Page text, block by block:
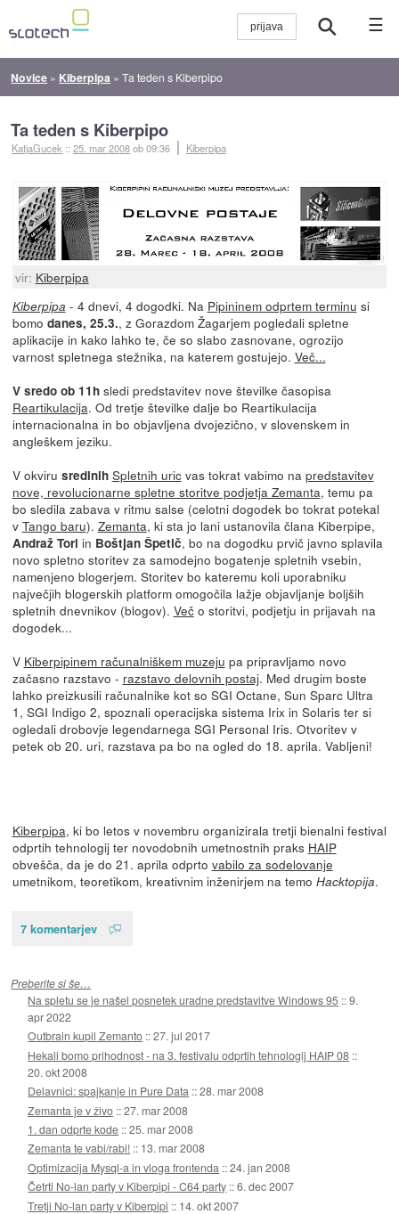
☰
Novice » Kiberpipa »Ta teden s Kiberpipo
Ta teden s Kiberpipo
KatjaGucek ::25. mar 2008ob 09:36 Kiberpipa
vir: Kiberpipa
Kiberpipa - 4 dnevi, 4 dogodki. Na Pipininem odprtem terminu si
bomo danes, 25.3., z Gorazdom Žagarjem pogledali spletne
aplikacije in kako lahko te, če so slabo zasnovane, ogrozijo
varnost spletnega stežnika, na katerem gostujejo. Več...
V sredo ob 11hsledi predstavitev nove številke časopisa
Reartikulacija. Od tretje številke dalje bo Reartikulacija
internacionalna in bo objavljena dvojezično, v slovenskem in
angleškem jeziku.
V okviru sredinih Spletnih uricvas tokrat vabimo na predstavitev
nove, revolucionarne spletne storitve podjetja Zemanta, temu pa
bo sledila zabava v ritmu salse (celotni dogodek bo tokrat potekal
v Tango baru). Zemanta, ki sta jo lani ustanovila člana Kiberpipe,
Andraž Tori in Boštjan Špetič, bo na dogodku prvič javno splavila
novo spletno storitev za samodejno bogatenje spletnih vsebin,
namenjeno blogerjem. Storitev bo kateremu koli uporabniku
največjih blogerskih platform omogočila lažje objavljanje boljših
spletnih dnevnikov (blogov). Večo storitvi, podjetju in prijavah na
dogodek...
V Kiberpipinem računalniškem muzeju pa pripravljamo novo
začasno razstavo - razstavo delovnih postaj. Med drugim boste
lahko preizkusili računalnike kot so SGI Octane, Sun Sparc Ultra
1, SGI Indigo 2, spoznali operacijska sistema Irix in Solaris ter si
ogledali drobovje legendarnega SGI Personal Iris. Otvoritev v
petek ob 20. uri, razstava pa bo na ogled do 18. aprila. Vabljeni!
Kiberpipa, ki bo letos v novembru organizirala tretji bienalni festival
odprtih tehnologij ter novodobnih umetnostnih praks HAIP
obvešča, da je do 21. aprila odprto vabilo za sodelovanje
umetnikom, teoretikom, kreativnim inženirjem na temo Hacktopija.
7 komentarjev
Preberite si še…
Na spletu se je našel posnetek uradne predstavitve Windows 95 ::9.
apr 2022
Outbrain kupil Zemanto ::27. jul 2017
Hekali bomo prihodnost - na 3. festivalu odprtih tehnologij HAIP 08 ::
20. okt 2008
Delavnici: spajkanje in Pure Data ::28. mar 2008
Zemanta je v živo ::27. mar 2008
1. dan odprte kode ::25. mar 2008
Zemanta te vabi/rabi! :: 13. mar 2008
Optimizacija Mysql-a in vloga frontenda ::24. jan 2008
Četrti No-lan party v Kiberpipi - C64 party ::6. dec 2007
Tretji No-lan party v Kiberpipi :: 14. okt 2007